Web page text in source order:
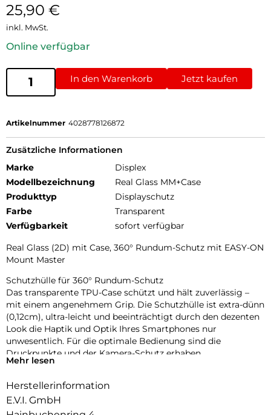
25,90 €
inkl. MwSt.
Online verfügbar
In den Warenkorb Jetzt kaufen
Artikelnummer 4028778126872
Zusätzliche Informationen
Marke
Displex
Modellbezeichnung
Real Glass MM+Case
Produkttyp
Displayschutz
Farbe
Transparent
Verfügbarkeit
sofort verfügbar
Real Glass (2D) mit Case, 360° Rundum-Schutz mit EASY-ON
Mount Master
Schutzhülle für 360° Rundum-Schutz
Das transparente TPU-Case schützt und hält zuverlässig –
mit einem angenehmem Grip. Die Schutzhülle ist extra-dünn
(0,12cm), ultra-leicht und beeinträchtigt durch den dezenten
Look die Haptik und Optik Ihres Smartphones nur
unwesentlich. Für die optimale Bedienung sind die
Druckpunkte und der Kamera-Schutz erhaben.
Das Displex Panzerglas hat einen Härtegrad von 10H und ist
damit nicht nur kratz-, bruch-, und stoßfester als
vergleichbare Markenprodukte, sondern übertrifft sogar
Mehr lesen
Herstellerinformation
E.V.I. GmbH